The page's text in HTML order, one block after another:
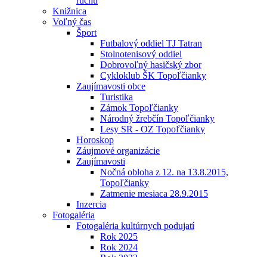
Knižnica
Voľný čas
Šport
Futbalový oddiel TJ Tatran
Stolnotenisový oddiel
Dobrovoľný hasičský zbor
Cykloklub ŠK Topoľčianky
Zaujímavosti obce
Turistika
Zámok Topoľčianky
Národný žrebčín Topoľčianky
Lesy SR - OZ Topoľčianky
Horoskop
Záujmové organizácie
Zaujímavosti
Nočná obloha z 12. na 13.8.2015,
Topoľčianky
Zatmenie mesiaca 28.9.2015
Inzercia
Fotogaléria
Fotogaléria kultúrnych podujatí
Rok 2025
Rok 2024